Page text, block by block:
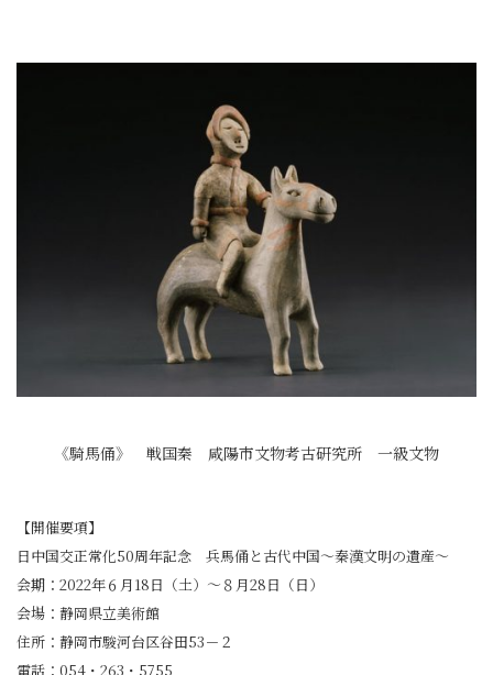
《騎馬俑》 戦国秦 咸陽市文物考古研究所 一級文物
【開催要項】
日中国交正常化50周年記念 兵馬俑と古代中国～秦漢文明の遺産～
会期：2022年６月18日（土）～８月28日（日）
会場：静岡県立美術館
住所：静岡市駿河台区谷田53－２
電話：054・263・5755